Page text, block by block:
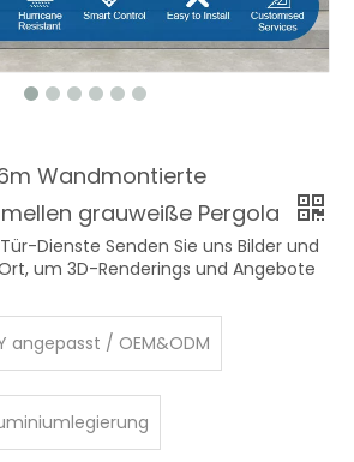
Wandmontierte
grauweiße Pergola
Dienste Senden Sie uns Bilder und
um 3D-Renderings und Angebote
angepasst / OEM&ODM